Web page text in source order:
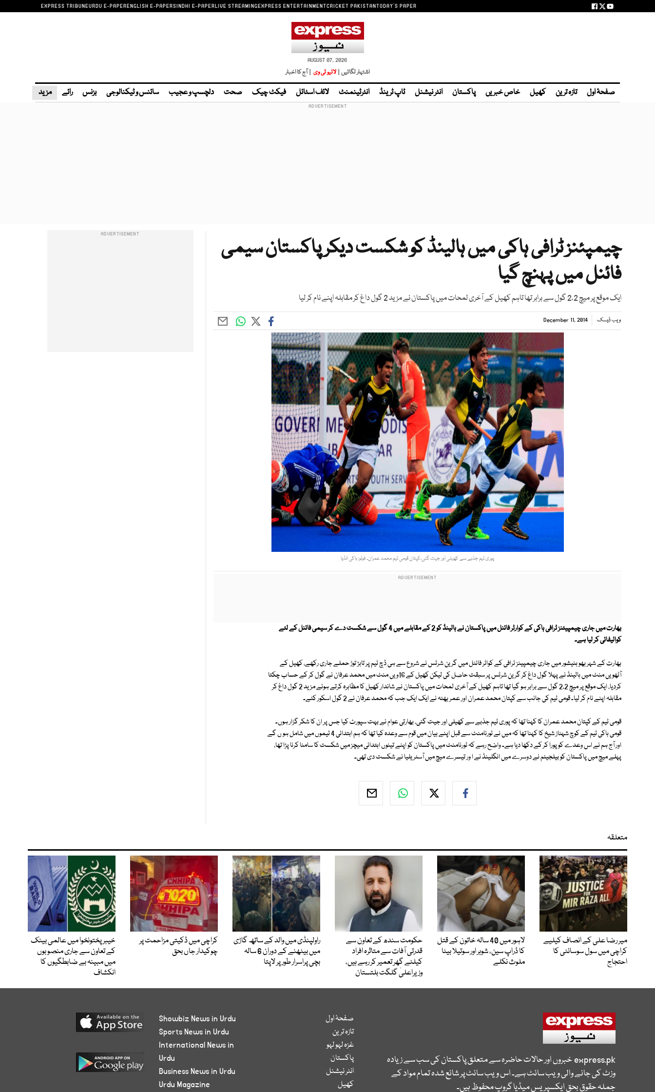
EXPRESS TRIBUNEURDU E-PAPERENGLISH E-PAPERSINDHI E-PAPERLIVE STREAMINGEXPRESS ENTERTAINMENTCRICKET PAKISTANTODAY'S PAPER
AUGUST 07, 2026
اشتہار لگائیں | لائیو ٹی وی | آج کا اخبار
صفحۂ اول تازہ ترین کھیل خاص خبریں پاکستان انٹر نیشنل ٹاپ ٹرینڈ انٹرٹینمنٹ لائف اسٹائل فیکٹ چیک صحت دلچسپ و عجیب سائنس و ٹیکنالوجی بزنس رائے مزید
چیمپئنز ٹرافی ہاکی میں ہالینڈ کو شکست دیکر پاکستان سیمی
فائنل میں پہنچ گیا
ایک موقع پر میچ 2،2 گول سے برابر تھا تاہم کھیل کے آخری لمحات میں پاکستان نے مزید 2 گول داغ کر مقابلہ اپنے نام کر لیا
ویب ڈیسک December 11, 2014
پوری ٹیم جذبے سے کھیلی اور جیت گئی،کپتان قومی ٹیم محمد عمران۔ فوٹو: ہاکی انڈیا
بھارت میں جاری چیمپیئنز ٹرافی ہاکی کے کوارٹر فائنل میں پاکستان نے ہالینڈ کو 2 کے مقابلے میں 4 گول سے شکست دے کر سیمی فائنل کے لئے
کوالیفائی کر لیا ہے۔
بھارت کے شہر بھو بنیشور میں جاری چیمپینز ٹرافی کے کواٹر فائنل میں گرین شرٹس نے شروع سے ہی ڈچ ٹیم پر تابڑ توڑ حملے جاری رکھے، کھیل کے
آٹھویں منٹ میں ہالینڈ نے پہلا گول داغ کر گرین شرٹس پر سبقت حاصل کی لیکن کھیل کے 16ویں منٹ میں محمد عرفان نے گول کر کے حساب چکتا
کردیا، ایک موقع پر میچ 2،2 گول سے برابر ہو گیا تھا تاہم کھیل کے آخری لمحات میں پاکستان نے شاندار کھیل کا مظاہرہ کرتے ہوئے مزید 2 گول داغ کر
مقابلہ اپنے نام کر لیا۔ قومی ٹیم کی جانب سے کپتان محمد عمران اور عمر بھٹہ نے ایک ایک جب کہ محمد عرفان نے 2 گول اسکور کئے۔
قومی ٹیم کے کپتان محمد عمران کا کہنا تھا کہ پوری ٹیم جذبے سے کھیلی اور جیت گئی، بھارتی عوام نے بہت سپورٹ کیا جس پر ان کا شکر گزار ہوں۔
قومی ہاکی ٹیم کے کوچ شہناز شیخ کا کہنا تھا کہ میں نے ٹورنامنٹ سے قبل اپنے بیان میں قوم سے وعدہ کیا تھا کہ ہم ابتدائی 4 ٹیموں میں شامل ہو ں گے
اور آج ہم نے اس وعدے کو پورا کر کے دکھا دیا ہے۔ واضح رہے کہ ٹورنامنٹ میں پاکستان کو اپنے تینوں ابتدائی میچز میں شکست کا سامنا کرنا پڑا تھا،
پہلے میچ میں پاکستان کو بیلجیئم نے دوسرے میں انگلینڈ نے ا ور تیسرے میچ میں آسٹریلیا نے شکست دی تھی۔
متعلقہ
میر رضا علی کے انصاف کیلیے
کراچی میں سول سوسائٹی کا
احتجاج
لاہور میں 40 سالہ خاتون کے قتل
کا ڈراپ سین، شوہر اور سوتیلا بیٹا
ملوث نکلے
حکومت سندھ کے تعاون سے
قدرتی آفات سے متاثرہ افراد
کیلئے گھر تعمیر کر رہے ہیں،
وزیراعلیٰ گلگت بلتستان
راولپنڈی میں والد کے ساتھ گاڑی
میں بیٹھنے کے دوران 6 سالہ
بچی پراسرار طور پر لاپتا
کراچی میں ڈکیتی مزاحمت پر
چوکیدار جاں بحق
خیبرپختونخوا میں عالمی بینک
کے تعاون سے جاری منصوبوں
میں مبینہ بے ضابطگیوں کا
انکشاف
express.pkخبروں اور حالات حاضرہ سے متعلق پاکستان کی سب سے زیادہ
وزٹ کی جانے والی ویب سائٹ ہے۔ اس ویب سائٹ پر شائع شدہ تمام مواد کے
جملہ حقوق بحق ایکسپریس میڈیا گروپ محفوظ ہیں۔
صفحۂ اول
تازہ ترین
غزہ لہو لہو
پاکستان
انٹر نیشنل
کھیل
Showbiz News in Urdu
Sports News in Urdu
International News in
Urdu
Business News in Urdu
Urdu Magazine